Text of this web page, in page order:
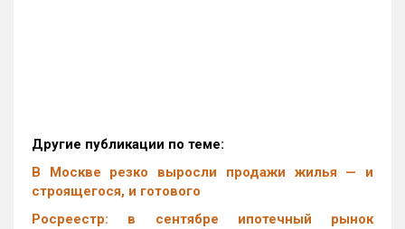
Другие публикации по теме:
В Москве резко выросли продажи жилья — и
строящегося, и готового
Росреестр: в сентябре ипотечный рынок